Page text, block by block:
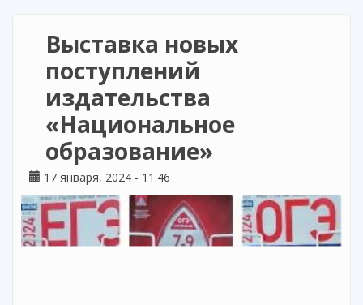
Выставка новых
поступлений
издательства
«Национальное
образование»
17 января, 2024 - 11:46